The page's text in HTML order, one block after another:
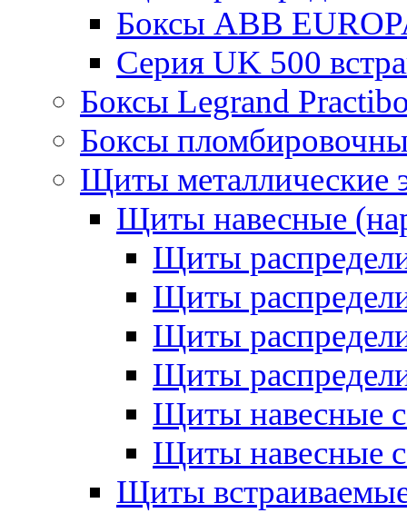
Боксы ABB
Серия UK 500
Боксы Legrand
Боксы
Щиты металлические
Щиты навесные
Щиты
Щиты
Щиты
Щиты
Щиты навесные
Щиты навесные
Щиты